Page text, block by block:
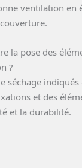
ventilation en
la pose des
?
séchage
et des
et la durabilité.